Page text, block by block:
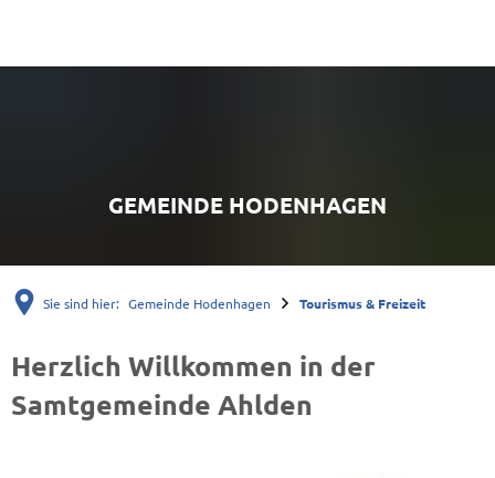
GEMEINDE HODENHAGEN
Sie sind hier: Gemeinde Hodenhagen Tourismus & Freizeit
Tourismus
&
Herzlich Willkommen in der
Samtgemeinde Ahlden